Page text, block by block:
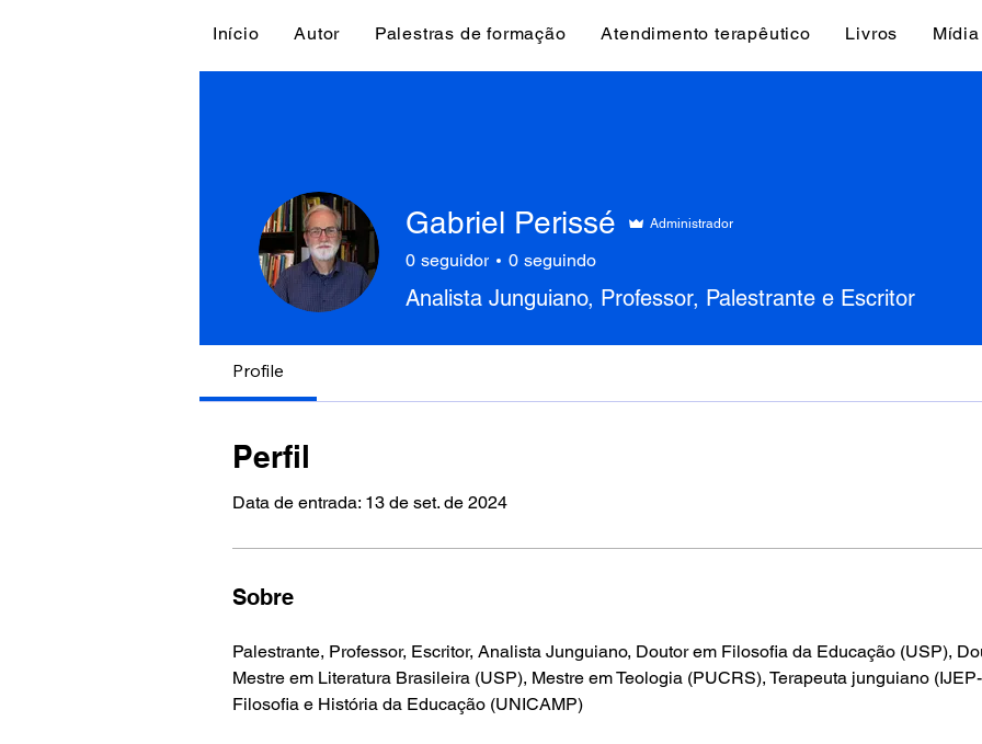
Início Autor Palestras de formação Atendimento terapêutico Livros Mídia
Gabriel Perissé Administrador
0 seguidor 0 seguindo
Analista Junguiano, Professor, Palestrante e Escritor
Profile
Perfil
Data de entrada: 13 de set. de 2024
Sobre
Palestrante, Professor, Escritor, Analista Junguiano, Doutor em Filosofia da Educação (USP),
Mestre em Literatura Brasileira (USP), Mestre em Teologia (PUCRS), Terapeuta junguiano
Filosofia e História da Educação (UNICAMP)​